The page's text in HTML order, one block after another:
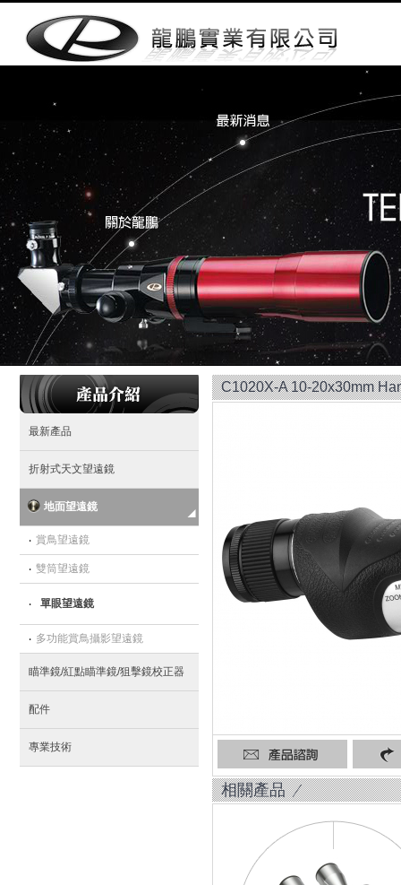
最新產品
折射式天文望遠鏡
地面望遠鏡
‧ 賞鳥望遠鏡
‧ 雙筒望遠鏡
‧ 單眼望遠鏡
‧ 多功能賞鳥攝影望遠鏡
瞄準鏡/紅點瞄準鏡/狙擊鏡校正器
配件
專業技術
C1020X-A 10-20x30mm
產品諮詢 返回列表
相關產品